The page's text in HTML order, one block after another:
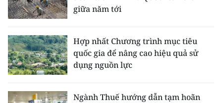
giữa năm tới
Hợp nhất Chương trình mục tiêu
quốc gia để nâng cao hiệu quả sử
dụng nguồn lực
Ngành Thuế hướng dẫn tạm hoãn